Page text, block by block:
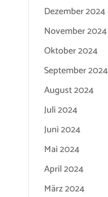
Dezember 2024
November 2024
Oktober 2024
September 2024
August 2024
Juli 2024
Juni 2024
Mai 2024
April 2024
März 2024